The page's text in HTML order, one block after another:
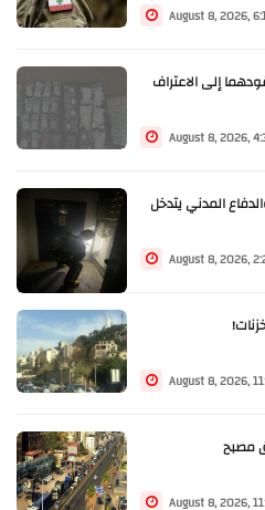
August 8, 2026,
إلى الاعتراف
August 8, 2026,
المدني يتدخل
August 8, 2026,
August 8, 2026,
مصبح
August 8, 2026,